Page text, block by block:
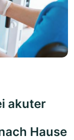
akuter
Hause